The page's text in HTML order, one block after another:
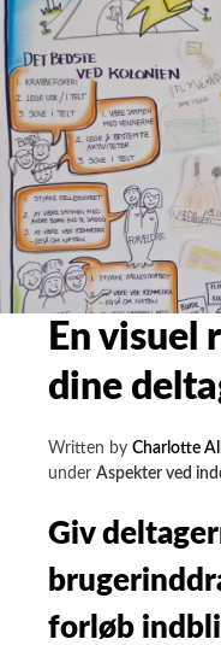
En visuel
dine
Written by Charlotte
under Aspekter ved
Giv
forløb